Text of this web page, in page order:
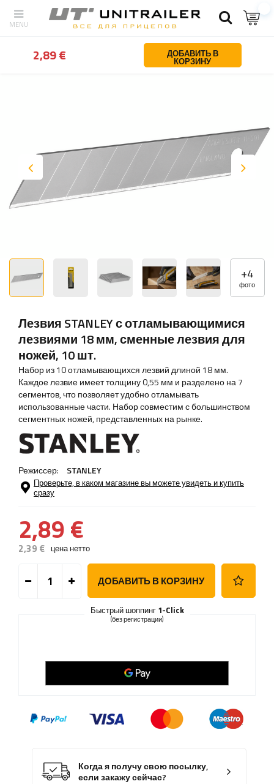
Назад Дом Автозапчасти и аксессуары Darbnīcas darbarīki
+4
фото
Лезвия STANLEY с отламывающимися
лезвиями 18 мм, сменные лезвия для
ножей, 10 шт.
Набор из 10 отламывающихся лезвий длиной 18 мм.
Каждое лезвие имеет толщину 0,55 мм и разделено на 7
сегментов, что позволяет удобно отламывать
использованные части. Набор совместим с большинством
сегментных ножей, представленных на рынке.
Режиссер: STANLEY
Проверьте, в каком магазине вы можете увидеть и купить
сразу
2,89 €
2,39 € цена нетто
ДОБАВИТЬ В КОРЗИНУ
Быстрый шоппинг 1-Click
(без регистрации)
Когда я получу свою посылку,
если закажу сейчас?
2,89 € ДОБАВИТЬ В
КОРЗИНУ